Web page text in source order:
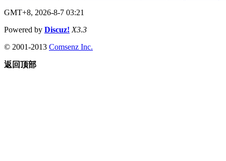
GMT+8, 2026-8-7 03:21
Powered by Discuz! X3.3
© 2001-2013 Comsenz Inc.
返回顶部